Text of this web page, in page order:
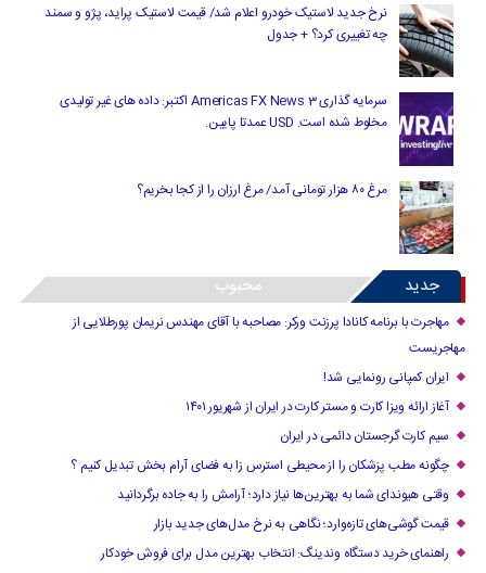
نرخ جدید لاستیک خودرو اعلام شد/ قیمت لاستیک پراید، پژو و سمند
چه تغییری کرد؟ + جدول
سرمایه گذاری Americas FX News 3 اکتبر: داده های غیر تولیدی
مخلوط شده است. USD عمدتا پایین.
مرغ ۸۰ هزار تومانی آمد/ مرغ ارزان را از کجا بخریم؟
جدید محبوب
مهاجرت با برنامه کانادا پرزنت ورکر: مصاحبه با آقای مهندس نریمان پورطلایی از
مهاجریست
ایران کمپانی رونمایی شد!
آغاز ارائه ویزا کارت و مستر کارت در ایران از شهریور ۱۴۰۱
سیم کارت گرجستان دائمی در ایران
چگونه مطب پزشکان را از محیطی استرس زا به فضای آرام بخش تبدیل کنیم ؟
وقتی هیوندای شما به بهترین‌ها نیاز دارد؛ آرامش را به جاده برگردانید
قیمت گوشی‌های تازه‌وارد؛ نگاهی به نرخ مدل‌های جدید بازار
راهنمای خرید دستگاه وندینگ: انتخاب بهترین مدل برای فروش خودکار